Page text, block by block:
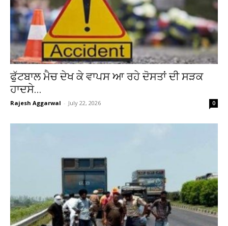
ਫੁੱਟਬਾਲ ਮੈਚ ਦੇਖ ਕੇ ਵਾਪਸ ਆ ਰਹੇ ਦੋਸਤਾਂ ਦੀ ਸੜਕ
ਹਾਦਸੇ...
Rajesh Aggarwal - July 22, 2026 0